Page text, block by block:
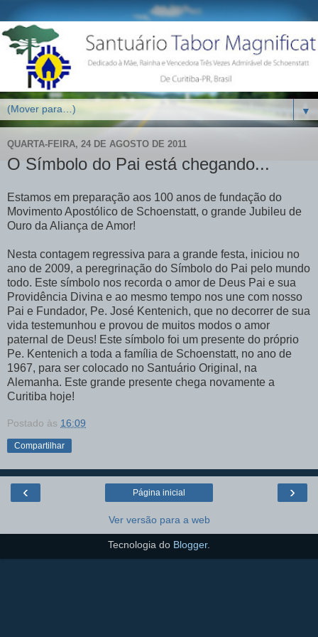
▼
QUARTA-FEIRA, 24 DE AGOSTO DE 2011
O Símbolo do Pai está chegando...
Estamos em preparação aos 100 anos de fundação do
Movimento Apostólico de Schoenstatt, o grande Jubileu de
Ouro da Aliança de Amor!
Nesta contagem regressiva para a grande festa, iniciou no
ano de 2009, a peregrinação do Símbolo do Pai pelo mundo
todo. Este símbolo nos recorda o amor de Deus Pai e sua
Providência Divina e ao mesmo tempo nos une com nosso
Pai e Fundador, Pe. José Kentenich, que no decorrer de sua
vida testemunhou e provou de muitos modos o amor
paternal de Deus! Este símbolo foi um presente do próprio
Pe. Kentenich a toda a família de Schoenstatt, no ano de
1967, para ser colocado no Santuário Original, na
Alemanha. Este grande presente chega novamente a
Curitiba hoje!
Postado às 16:09
Compartilhar
‹ ›
Página inicial
Ver versão para a web
Tecnologia do Blogger.